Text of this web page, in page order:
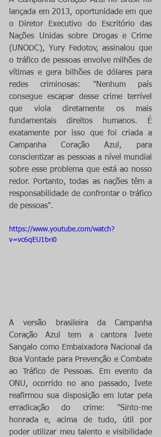
lançada em 2013, oportunidade em que
o Diretor Executivo do Escritório das
Nações Unidas sobre Drogas e Crime
(UNODC), Yury Fedotov, assinalou que
o tráfico de pessoas envolve milhões de
vítimas e gera bilhões de dólares para
redes criminosas: "Nenhum país
consegue escapar desse crime terrível
que viola diretamente os mais
fundamentais direitos humanos. É
exatamente por isso que foi criada a
Campanha Coração Azul, para
conscientizar as pessoas a nível mundial
sobre esse problema que está ao nosso
redor. Portanto, todas as nações têm a
responsabilidade de confrontar o tráfico
de pessoas".
https://www.youtube.com/watch?
v=vc6qEU1bri0
A versão brasileira da Campanha
Coração Azul tem a cantora Ivete
Sangalo como Embaixadora Nacional da
Boa Vontade para Prevenção e Combate
ao Tráfico de Pessoas. Em evento da
ONU, ocorrido no ano passado, Ivete
reafirmou sua disposição em lutar pela
erradicação do crime: "Sinto-me
honrada e, acima de tudo, útil por
poder utilizar meu talento e visibilidade